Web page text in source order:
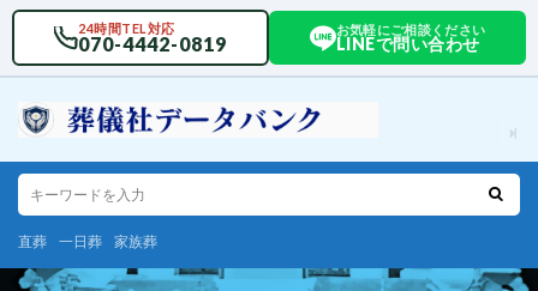
24時間TEL対応
070-4442-0819
お気軽にご相談ください
LINEで問い合わせ
直葬 一日葬 家族葬